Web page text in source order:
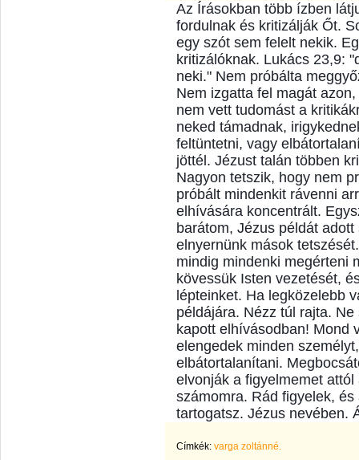
Az Írásokban több ízben
fordulnak és kritizálják Őt.
egy szót sem felelt nekik.
kritizálóknak. Lukács 23,9:
neki." Nem próbálta
Nem izgatta fel magát
nem vett tudomást a
neked támadnak,
feltüntetni, vagy
jöttél. Jézust talán többen
Nagyon tetszik, hogy nem
próbált mindenkit rávenni
elhívására koncentrált.
barátom, Jézus példát
elnyernünk mások
mindig mindenki megérteni
kövessük Isten vezetését,
lépteinket. Ha legközelebb
példájára. Nézz túl rajta.
kapott elhívásodban! Mond
elengedek minden
elbátortalanítani.
elvonják a figyelmemet
számomra. Rád figyelek,
tartogatsz. Jézus nevében.
Címkék: varga zoltánné.